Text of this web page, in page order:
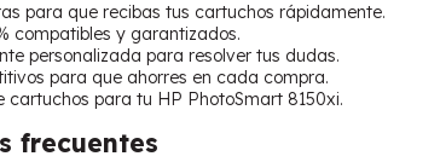
para que recibas tus cartuchos rápidamente.
compatibles y garantizados.
personalizada para resolver tus dudas.
para que ahorres en cada compra.
cartuchos para tu HP PhotoSmart 8150xi.
frecuentes